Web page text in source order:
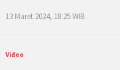
13 Maret 2024, 18:25 WIB
Video